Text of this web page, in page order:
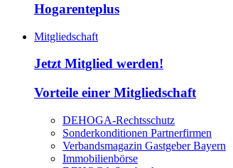
Hogarenteplus
Mitgliedschaft
Jetzt Mitglied werden!
Vorteile einer Mitgliedschaft
DEHOGA-Rechtsschutz
Sonderkonditionen Partnerfirmen
Verbandsmagazin Gastgeber Bayern
Immobilienbörse